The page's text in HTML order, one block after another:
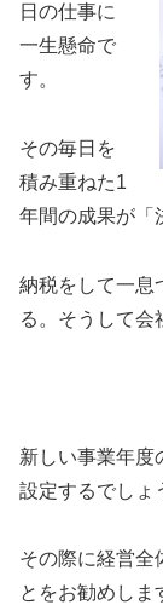
日の仕事に
一生懸命で
す。
その毎日を
積み重ねた1
年間の成果が「
納税をして一息
る。そうして会
新しい事業年度
設定するでしょ
その際に経営全
とをお勧めしま